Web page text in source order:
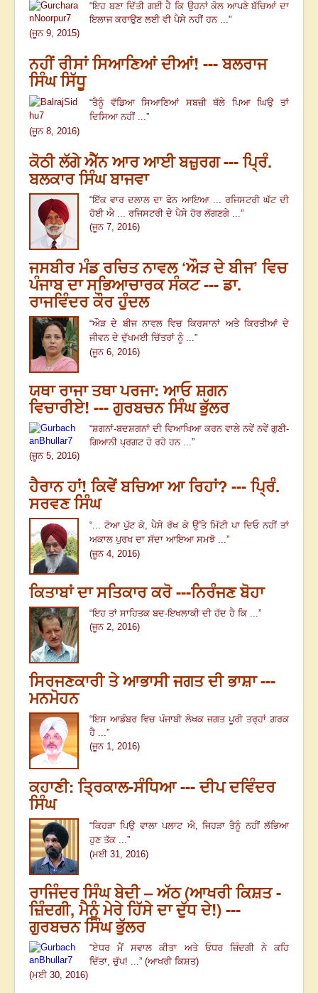
“ਇਹ ਬਣਾ ਦਿੱਤੀ ਗਈ ਹੈ ਕਿ ਉਹਨਾਂ ਕੋਲ ਆਪਣੇ ਬੱਚਿਆਂ ਦਾ
ਇਲਾਜ ਕਰਾਉਣ ਲਈ ਵੀ ਪੈਸੇ ਨਹੀਂ ਹਨ ..."
(ਜੂਨ 9, 2015)
ਨਹੀਂ ਰੀਸਾਂ ਸਿਆਣਿਆਂ ਦੀਆਂ! --- ਬਲਰਾਜ
ਸਿੰਘ ਸਿੱਧੂ
“ਤੈਨੂੰ ਵੱਡਿਆ ਸਿਆਣਿਆਂ ਸਬਜ਼ੀ ਥੱਲੇ ਪਿਆ ਘਿਉ ਤਾਂ
ਦਿਸਿਆ ਨਹੀਂ ...”
(ਜੂਨ 8, 2016)
ਕੋਠੀ ਲੱਗੇ ਐੱਨ ਆਰ ਆਈ ਬਜ਼ੁਰਗ --- ਪ੍ਰਿੰ.
ਬਲਕਾਰ ਸਿੰਘ ਬਾਜਵਾ
“ਇੱਕ ਵਾਰ ਦਲਾਲ ਦਾ ਫੋਨ ਆਇਆ ... ਰਜਿਸਟਰੀ ਘੱਟ ਦੀ
ਹੋਈ ਐ ... ਰਜਿਸਟਰੀ ਦੇ ਪੈਸੇ ਹੋਰ ਲੱਗਣਗੇ ...”
(ਜੂਨ 7, 2016)
ਜਸਬੀਰ ਮੰਡ ਰਚਿਤ ਨਾਵਲ ‘ਔੜ ਦੇ ਬੀਜ’ ਵਿਚ
ਪੰਜਾਬ ਦਾ ਸਭਿਆਚਾਰਕ ਸੰਕਟ --- ਡਾ.
ਰਾਜਵਿੰਦਰ ਕੌਰ ਹੁੰਦਲ
“ਔੜ ਦੇ ਬੀਜ ਨਾਵਲ ਵਿਚ ਕਿਰਸਾਨਾਂ ਅਤੇ ਕਿਰਤੀਆਂ ਦੇ
ਜੀਵਨ ਦੇ ਦੁੱਖਮਈ ਚਿੱਤਰਾਂ ਨੂੰ ...”
(ਜੂਨ 6, 2016)
ਯਥਾ ਰਾਜਾ ਤਥਾ ਪਰਜਾ: ਆਓ ਸ਼ਗਨ
ਵਿਚਾਰੀਏ! --- ਗੁਰਬਚਨ ਸਿੰਘ ਭੁੱਲਰ
“ਸ਼ਗਨਾਂ-ਬਦਸ਼ਗਨਾਂ ਦੀ ਵਿਆਖਿਆ ਕਰਨ ਵਾਲੇ ਨਵੇਂ ਨਵੇਂ ਗੁਣੀ-
ਗਿਆਨੀ ਪ੍ਰਗਟ ਹੋ ਰਹੇ ਹਨ ...”
(ਜੂਨ 5, 2016)
ਹੈਰਾਨ ਹਾਂ! ਕਿਵੇਂ ਬਚਿਆ ਆ ਰਿਹਾਂ? --- ਪ੍ਰਿੰ.
ਸਰਵਣ ਸਿੰਘ
“...ਟੋਆ ਪੁੱਟ ਕੇ,ਪੈਸੇ ਰੱਖ ਕੇ ਉੱਤੇ ਮਿੱਟੀ ਪਾ ਦਿਓ ਨਹੀਂ ਤਾਂ
ਅਕਾਲ ਪੁਰਖ ਦਾ ਸੱਦਾ ਆਇਆ ਸਮਝੋ ...”
(ਜੂਨ 4, 2016)
ਕਿਤਾਬਾਂ ਦਾ ਸਤਿਕਾਰ ਕਰੋ ---ਨਿਰੰਜਣ ਬੋਹਾ
“ਇਹ ਤਾਂ ਸਾਹਿਤਕ ਬਦ-ਇਖਲਾਕੀ ਦੀ ਹੱਦ ਹੈ ਕਿ ...”
(ਜੂਨ 2, 2016)
ਸਿਰਜਣਕਾਰੀ ਤੇ ਆਭਾਸੀ ਜਗਤ ਦੀ ਭਾਸ਼ਾ ---
ਮਨਮੋਹਨ
“ਇਸ ਆਡੰਬਰ ਵਿਚ ਪੰਜਾਬੀ ਲੇਖਕ ਜਗਤ ਪੂਰੀ ਤਰ੍ਹਾਂ ਗ਼ਰਕ
ਹੈ ...”
(ਜੂਨ 1, 2016)
ਕਹਾਣੀ: ਤ੍ਰਿਕਾਲ-ਸੰਧਿਆ --- ਦੀਪ ਦਵਿੰਦਰ
ਸਿੰਘ
“ਕਿਹੜਾ ਪਿਉ ਵਾਲਾ ਪਲਾਟ ਐ, ਜਿਹੜਾ ਤੈਨੂੰ ਨਹੀਂ ਲੱਭਿਆ
ਹੁਣ ਤੱਕ ...”
(ਮਈ 31, 2016)
ਰਾਜਿੰਦਰ ਸਿੰਘ ਬੇਦੀ – ਅੱਠ (ਆਖਰੀ ਕਿਸ਼ਤ -
ਜ਼ਿੰਦਗੀ, ਮੈਨੂੰ ਮੇਰੇ ਹਿੱਸੇ ਦਾ ਦੁੱਧ ਦੇ!) ---
ਗੁਰਬਚਨ ਸਿੰਘ ਭੁੱਲਰ
“ਏਧਰ ਮੈਂ ਸਵਾਲ ਕੀਤਾ ਅਤੇ ਓਧਰ ਜ਼ਿੰਦਗੀ ਨੇ ਕਹਿ
ਦਿੱਤਾ, ਚੁੱਪ! ...” (ਆਖਰੀ ਕਿਸ਼ਤ)
(ਮਈ 30, 2016)